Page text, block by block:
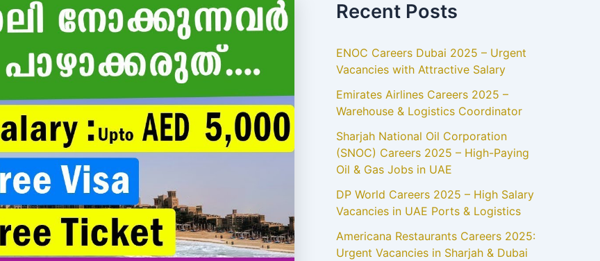
Recent Posts
ENOC Careers Dubai 2025 – Urgent
Vacancies with Attractive Salary
Emirates Airlines Careers 2025 –
Warehouse & Logistics Coordinator
Sharjah National Oil Corporation
(SNOC) Careers 2025 – High-Paying
Oil & Gas Jobs in UAE
DP World Careers 2025 – High Salary
Vacancies in UAE Ports & Logistics
Americana Restaurants Careers 2025:
Urgent Vacancies in Sharjah & Dubai